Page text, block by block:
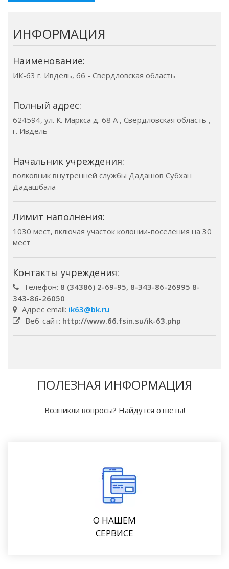
ИНФОРМАЦИЯ
Наименование:
ИК-63 г. Ивдель, 66 - Свердловская область
Полный адрес:
624594, ул. К. Маркса д. 68 А , Свердловская область ,
г. Ивдель
Начальник учреждения:
полковник внутренней службы Дадашов Субхан
Дадашбала
Лимит наполнения:
1030 мест, включая участок колонии-поселения на 30
мест
Контакты учреждения:
Телефон: 8 (34386) 2-69-95, 8-343-86-26995 8-
343-86-26050
Адрес email: ik63@bk.ru
Веб-сайт: http://www.66.fsin.su/ik-63.php
ПОЛЕЗНАЯ ИНФОРМАЦИЯ
Возникли вопросы? Найдутся ответы!
О НАШЕМ
СЕРВИСЕ